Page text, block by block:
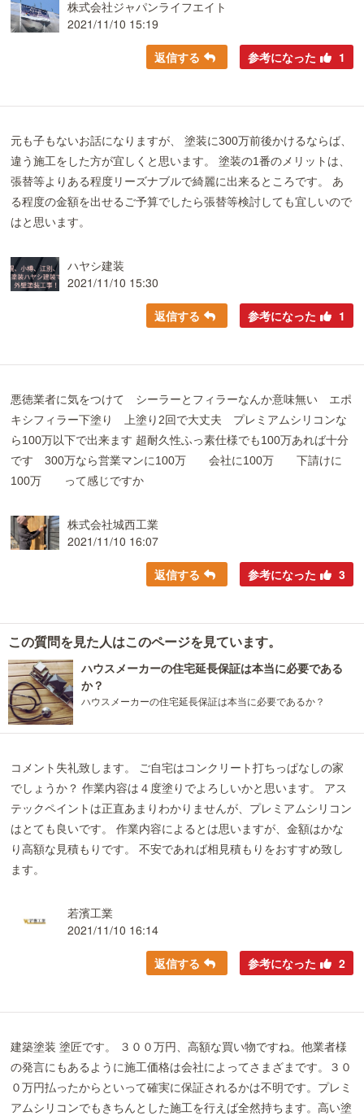
株式会社ジャパンライフエイト
2021/11/10 15:19
返信する 参考になった 1
元も子もないお話になりますが、 塗装に300万前後かけるならば、
違う施工をした方が宜しくと思います。 塗装の1番のメリットは、
張替等よりある程度リーズナブルで綺麗に出来るところです。 あ
る程度の金額を出せるご予算でしたら張替等検討しても宜しいので
はと思います。
ハヤシ建装
2021/11/10 15:30
返信する 参考になった 1
悪徳業者に気をつけて シーラーとフィラーなんか意味無い エポ
キシフィラー下塗り 上塗り2回で大丈夫 プレミアムシリコンな
ら100万以下で出来ます 超耐久性ふっ素仕様でも100万あれば十分
です 300万なら営業マンに100万 会社に100万 下請けに
100万 って感じですか
株式会社城西工業
2021/11/10 16:07
返信する 参考になった 3
この質問を見た人はこのページを見ています。
ハウスメーカーの住宅延長保証は本当に必要である
か？
ハウスメーカーの住宅延長保証は本当に必要であるか？
コメント失礼致します。 ご自宅はコンクリート打ちっぱなしの家
でしょうか？ 作業内容は４度塗りでよろしいかと思います。 アス
テックペイントは正直あまりわかりませんが、プレミアムシリコン
はとても良いです。 作業内容によるとは思いますが、金額はかな
り高額な見積もりです。 不安であれば相見積もりをおすすめ致し
ます。
若濱工業
2021/11/10 16:14
返信する 参考になった 2
建築塗装 塗匠です。 ３００万円、高額な買い物ですね。他業者様
の発言にもあるように施工価格は会社によってさまざまです。３０
０万円払ったからといって確実に保証されるかは不明です。プレミ
アムシリコンでもきちんとした施工を行えば全然持ちます。高い塗